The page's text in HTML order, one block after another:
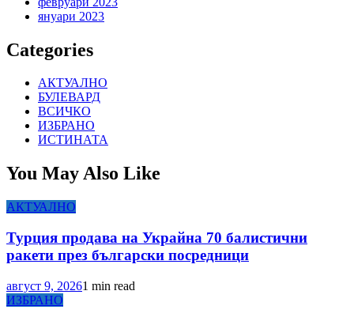
януари 2023
Categories
АКТУАЛНО
БУЛЕВАРД
ВСИЧКО
ИЗБРАНО
ИСТИНАТА
You May Also Like
АКТУАЛНО
Турция продава на Украйна 70 балистични
ракети през български посредници
август 9, 20261 min read
ИЗБРАНО